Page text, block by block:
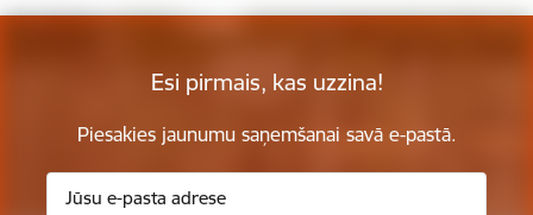
Esi pirmais, kas uzzina!
Piesakies jaunumu saņemšanai savā e-pastā.